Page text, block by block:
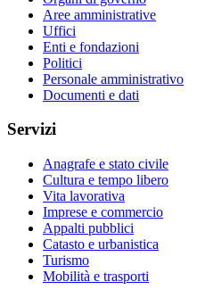
Aree amministrative
Uffici
Enti e fondazioni
Politici
Personale amministrativo
Documenti e dati
Servizi
Anagrafe e stato civile
Cultura e tempo libero
Vita lavorativa
Imprese e commercio
Appalti pubblici
Catasto e urbanistica
Turismo
Mobilità e trasporti